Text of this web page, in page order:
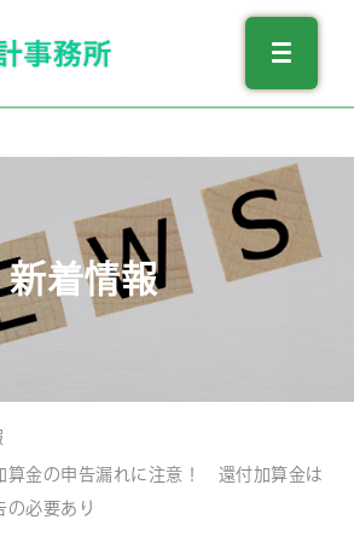
新着情報
算金の申告漏れに注意！ 還付加算金は
の必要あり